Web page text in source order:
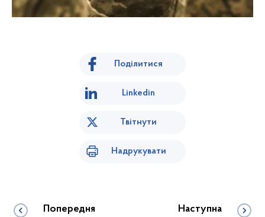
Поділитися
Linkedin
Твітнути
Надрукувати
Попередня Наступна